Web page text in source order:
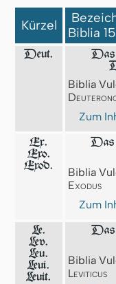
Kürzel
Biblia
Deut.
Das
Biblia
Zum
Ex.
Exo.
Exod.
Das
Biblia
Exodus
Zum
Le.
Lev.
Leu.
Leui.
Leuit.
Das
Biblia
Leviticus